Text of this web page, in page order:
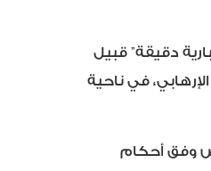
دقيقة” قبيل
في ناحية
وفق أحكام